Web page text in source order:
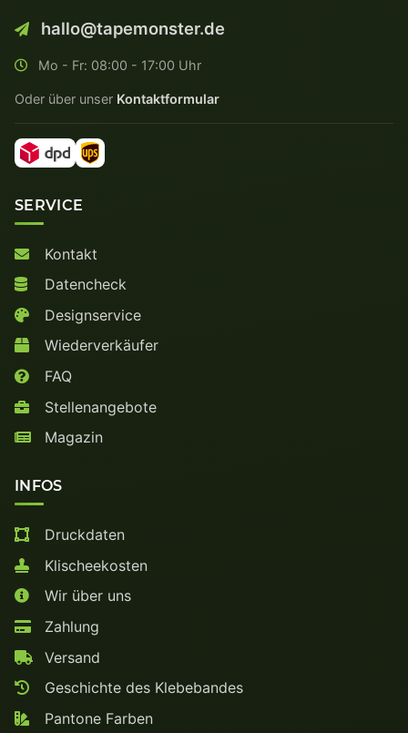
hallo@tapemonster.de
Mo - Fr: 08:00 - 17:00 Uhr
Oder über unser Kontaktformular
SERVICE
Kontakt
Datencheck
Designservice
Wiederverkäufer
FAQ
Stellenangebote
Magazin
INFOS
Druckdaten
Klischeekosten
Wir über uns
Zahlung
Versand
Geschichte des Klebebandes
Pantone Farben